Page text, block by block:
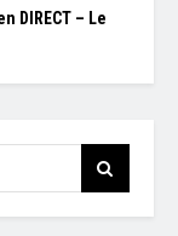
DIRECT – Le